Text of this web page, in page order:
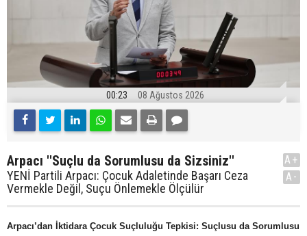
00:23 08 Ağustos 2026
Arpacı ''Suçlu da Sorumlusu da Sizsiniz''
YENİ Partili Arpacı: Çocuk Adaletinde Başarı Ceza
Vermekle Değil, Suçu Önlemekle Ölçülür
A+
A-
Arpacı’dan İktidara Çocuk Suçluluğu Tepkisi: Suçlusu da Sorumlusu